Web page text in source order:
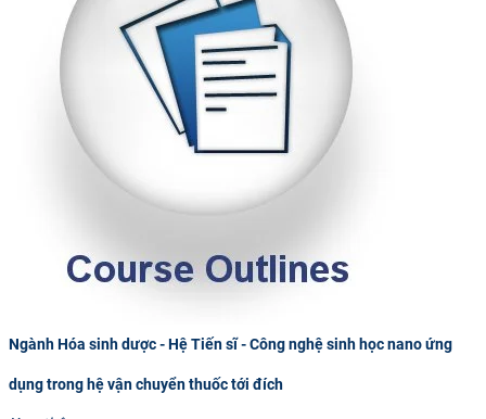
Ngành Hóa sinh dược - Hệ Tiến sĩ - Công nghệ sinh học nano ứng
dụng trong hệ vận chuyển thuốc tới đích